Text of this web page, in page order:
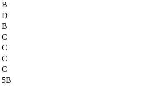
B
D
B
C
C
C
C
5B